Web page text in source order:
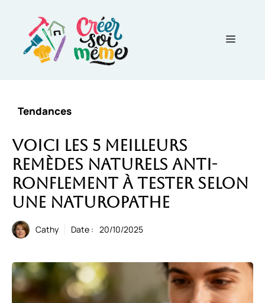
contenu
Menu
Tendances
Voici les 5 meilleurs
remèdes naturels anti-
ronflement à tester selon
une naturopathe
Cathy Date : 20/10/2025